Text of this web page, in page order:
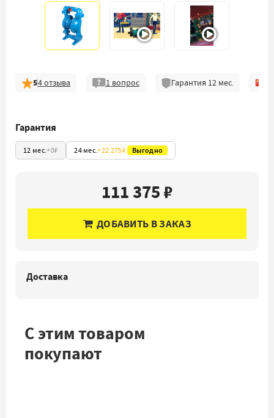
54отзыва 1 вопрос Гарантия 12 мес.
Гарантия
12 мес.+0₽ 24 мес.+22 275₽ Выгодно
111 375 ₽
ДОБАВИТЬ В ЗАКАЗ
Доставка
С этим товаром
покупают